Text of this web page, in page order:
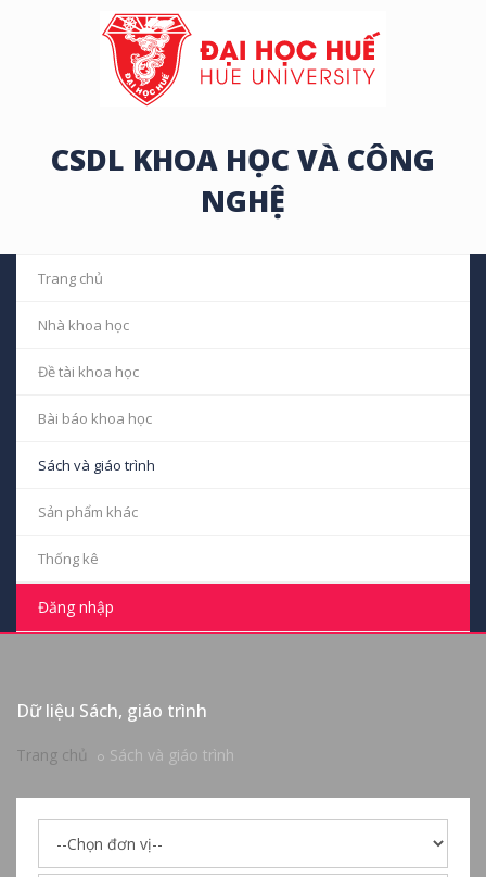
CSDL KHOA HỌC VÀ CÔNG
NGHỆ
Trang chủ
Nhà khoa học
Đề tài khoa học
Bài báo khoa học
Sách và giáo trình
Sản phẩm khác
Thống kê
Đăng nhập
Dữ liệu Sách, giáo trình
Trang chủ Sách và giáo trình